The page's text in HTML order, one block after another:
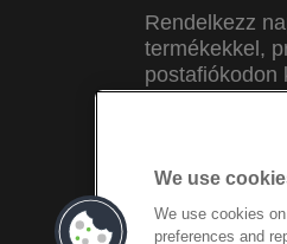
Rendelkezz
termékekkel,
postafiókodon
© 2026
We use
We use cookies
preferences and